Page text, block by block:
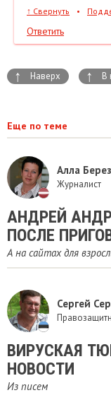
↑ Свернуть •
Ответить
↑ Наверх ↑ В
Еще по теме
Алла
Журналист
АНДРЕЙ
ПОСЛЕ
А на сайтах для
Сергей
ВИРУСКАЯ
НОВОСТИ
Из писем